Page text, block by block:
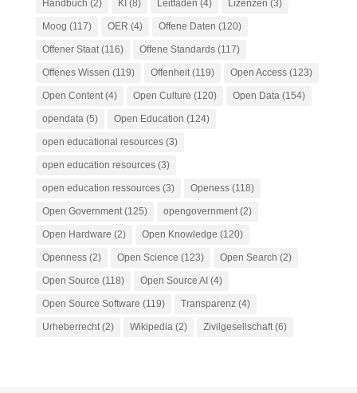
Handbuch (2) KI (8) Leitfaden (4) Lizenzen (3)
Moog (117) OER (4) Offene Daten (120)
Offener Staat(116) Offene Standards(117)
Offenes Wissen (119) Offenheit(119) Open Access(123)
Open Content(4) Open Culture (120) Open Data(154)
opendata(5) Open Education (124)
open educational resources(3)
open education resources(3)
open education ressources(3) Openess(118)
Open Government(125) opengovernment(2)
Open Hardware (2) Open Knowledge (120)
Openness(2) Open Science (123) Open Search (2)
Open Source (118) Open Source AI (4)
Open Source Software (119) Transparenz(4)
Urheberrecht(2) Wikipedia(2) Zivilgesellschaft(6)